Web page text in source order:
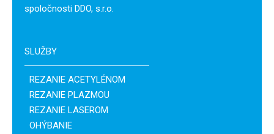
spoločnosti DDO, s.r.o.
SLUŽBY
REZANIE ACETYLÉNOM
REZANIE PLAZMOU
REZANIE LASEROM
OHÝBANIE